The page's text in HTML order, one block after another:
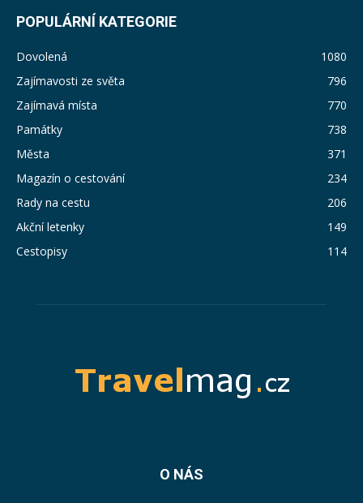
POPULÁRNÍ KATEGORIE
Dovolená
1080
Zajímavosti ze světa
796
Zajímavá místa
770
Památky
738
Města
371
Magazín o cestování
234
Rady na cestu
206
Akční letenky
149
Cestopisy
114
O NÁS